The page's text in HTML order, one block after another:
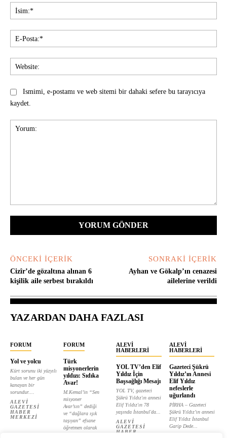
Ismimi, e-postamı ve web sitemi bir dahaki sefere bu tarayıcıya
kaydet.
ÖNCEKI İÇERIK
Cizîr’de gözaltına alınan 6
kişilik aile serbest bırakıldı
SONRAKI İÇERIK
Ayhan ve Gökalp’ın cenazesi
ailelerine verildi
YAZARDAN DAHA FAZLASI
FORUM
Yol ve yolcu
Kürt sorunu iki yüzyılı
bulan ve her gün
kanayan bir
sorundur....
ALEVI
GAZETESI
HABER
MERKEZI
FORUM
Türk
misyonerlerin
yıldızı: Sıdıka
Avar!
M.Kemal’in “Sen
misyoner
Avar’sın” dediği
ve “dağlara ışık
taşıyan” efsane
öğretmen olarak
ALEVI
HABERLERI
YOL TV’den Elif
Yıldız İçin
Başsağlığı Mesajı
YOL TV, gazeteci
Şükrü Yıldız'ın annesi
Elif Yıldız'ın 78
yaşında İstanbul'da...
ALEVI
GAZETESI
HABER
ALEVI
HABERLERI
Gazeteci Şükrü
Yıldız’ın Annesi
Elif Yıldız
nefeslerle
uğurlandı
PİRHA – Gazeteci
Şükrü Yıldız’ın annesi
Elif Yıldız İstanbul
Garip Dede...